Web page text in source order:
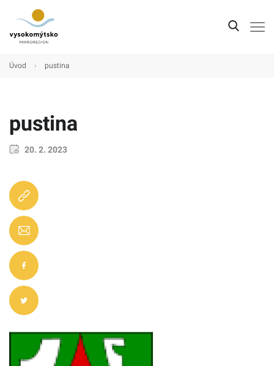
Úvod › pustina
pustina
20. 2. 2023
Úvod
Turistické cíle
Kontakt